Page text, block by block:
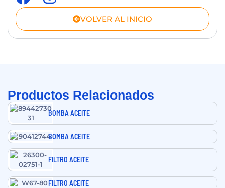
VOLVER AL INICIO
Productos Relacionados
BOMBA ACEITE
BOMBA ACEITE
FILTRO ACEITE
FILTRO ACEITE